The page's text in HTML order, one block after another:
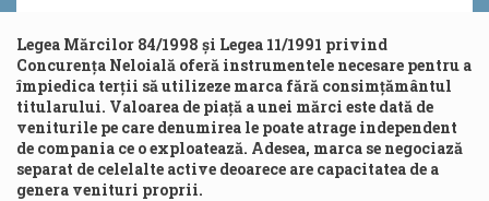
Legea Mărcilor 84/1998 și Legea 11/1991 privind
Concurența Neloială oferă instrumentele necesare pentru a
împiedica terții să utilizeze marca fără consimțământul
titularului. Valoarea de piață a unei mărci este dată de
veniturile pe care denumirea le poate atrage independent
de compania ce o exploatează. Adesea, marca se negociază
separat de celelalte active deoarece are capacitatea de a
genera venituri proprii.